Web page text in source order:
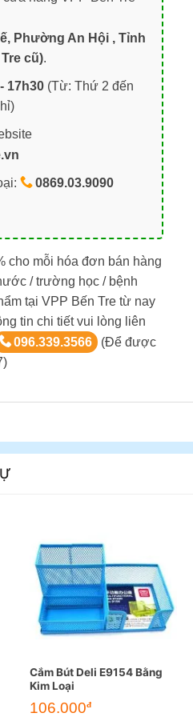
Phường An Hội , Tỉnh
cũ).
17h30(Từ: Thứ 2 đến
0869.03.9090
cho mỗi hóa đơn bán hàng
/ trường học / bệnh
tại VPP Bến Tre từ nay
tin chi tiết vui lòng liên
096.339.3566
(Để được
Cắm Bút Deli E9154 Bằng
Kim Loại
106.000đ